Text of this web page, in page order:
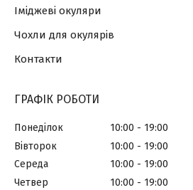
Іміджеві окуляри
Чохли для окулярів
Контакти
ГРАФІК РОБОТИ
Понеділок 10:00
19:00
Вівторок
10:00
19:00
Середа
10:00
19:00
Четвер
10:00
19:00